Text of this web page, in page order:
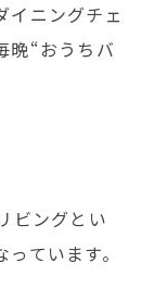
イニングチェ
“おうちバ
ビングとい
ています。